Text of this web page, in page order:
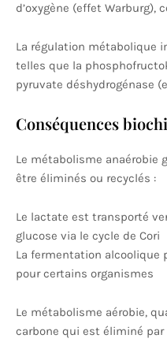
d’oxygène (effet Warburg),
La régulation métabolique
telles que la
pyruvate déshydrogénase
Conséquences
Le métabolisme anaérobie
être éliminés ou recyclés :
Le lactate est transporté
glucose via le cycle de Cori
La fermentation alcoolique
pour certains organismes
Le métabolisme aérobie,
carbone qui est éliminé